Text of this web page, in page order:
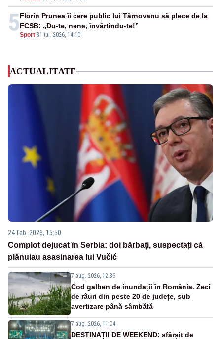
5Sport-31 iul. 2026, 14:10
Florin Prunea îi cere public lui Târnovanu să plece de la
FCSB: „Du-te, nene, învârtindu-te!”
ACTUALITATE
24 feb. 2026, 15:50
Complot dejucat în Serbia: doi bărbați, suspectați că
plănuiau asasinarea lui Vučić
7 aug. 2026, 12:36
Cod galben de inundații în România. Zeci
de râuri din peste 20 de județe, sub
avertizare până sâmbătă
7 aug. 2026, 11:04
DESTINAȚII DE WEEKEND: sfârșit de